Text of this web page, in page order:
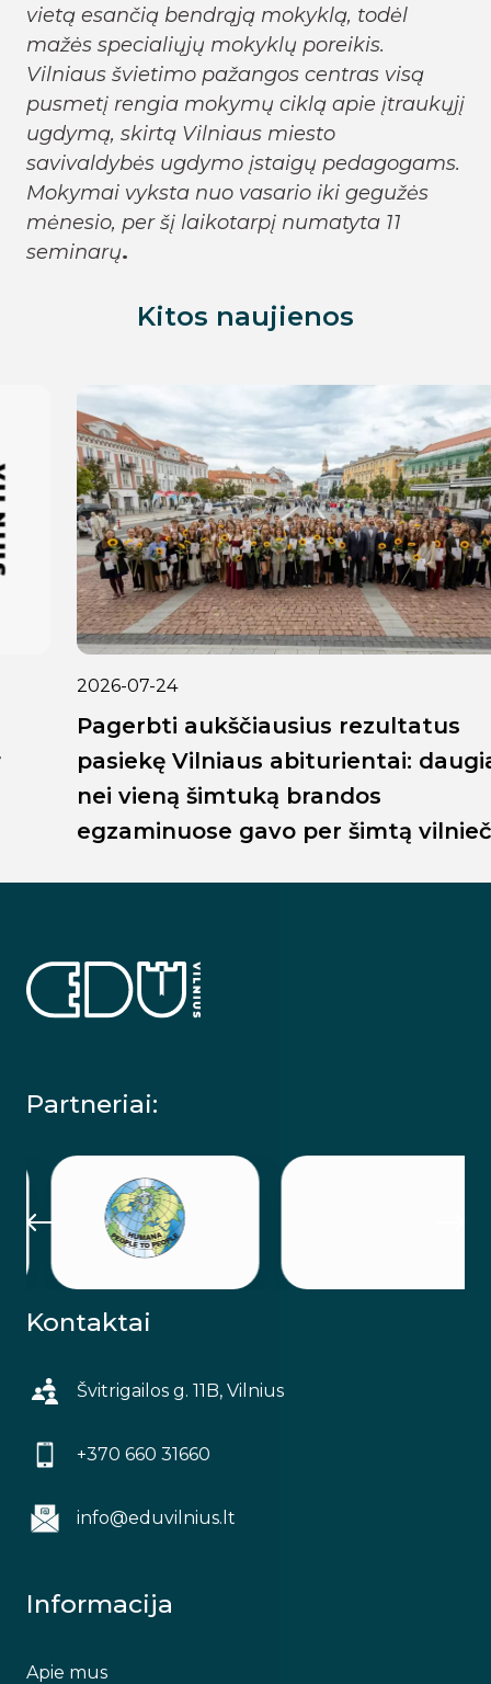
vietą esančią bendrąją mokyklą, todėl
mažės specialiųjų mokyklų poreikis.
Vilniaus švietimo pažangos centras visą
pusmetį rengia mokymų ciklą apie įtraukųjį
ugdymą, skirtą Vilniaus miesto
savivaldybės ugdymo įstaigų pedagogams.
Mokymai vyksta nuo vasario iki gegužės
mėnesio, per šį laikotarpį numatyta 11
seminarų.
Kitos naujienos
2026-07-24
Pagerbti aukščiausius rezultatus
pasiekę Vilniaus abiturientai: daugiau
nei vieną šimtuką brandos
egzaminuose gavo per šimtą vilniečių
Partneriai:
Kontaktai
Švitrigailos g. 11B, Vilnius
+370 660 31660
info@eduvilnius.lt
Informacija
Apie mus